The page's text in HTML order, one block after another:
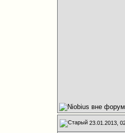
23.01.2013,